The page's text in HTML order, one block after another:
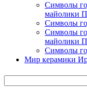
Символы
майолики
Символы
Символы
майолики
Символы
Мир керамики